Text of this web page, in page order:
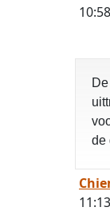
10:58
de
11:13